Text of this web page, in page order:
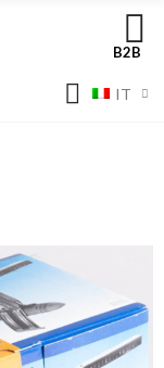
B2B
IT